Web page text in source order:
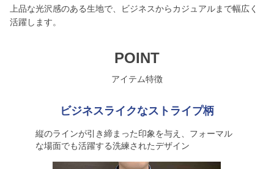
上品な光沢感のある生地で、ビジネスからカジュアルまで幅広く
活躍します。
POINT
アイテム特徴
ビジネスライクなストライプ柄
縦のラインが引き締まった印象を与え、フォーマル
な場面でも活躍する洗練されたデザイン